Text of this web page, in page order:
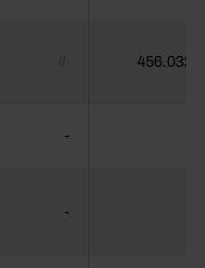
456.032
-
-